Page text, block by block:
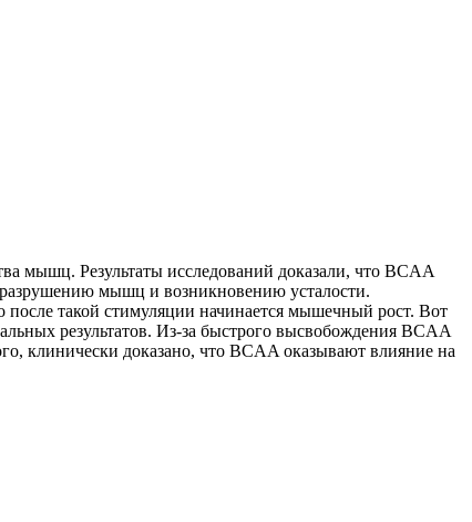
мышц. Результаты исследований доказали, что BCAA
разрушению мышц и возникновению усталости.
такой стимуляции начинается мышечный рост. Вот
результатов. Из-за быстрого высвобождения BCAA
клинически доказано, что BCAA оказывают влияние на